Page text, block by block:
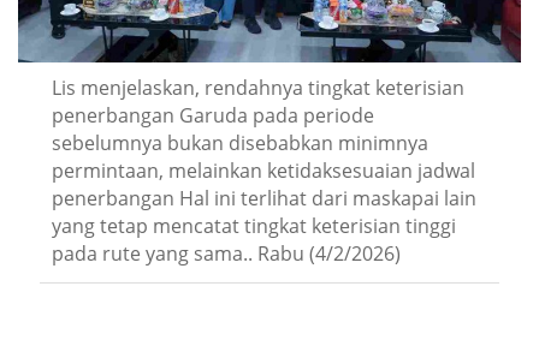
Lis menjelaskan, rendahnya tingkat keterisian
penerbangan Garuda pada periode
sebelumnya bukan disebabkan minimnya
permintaan, melainkan ketidaksesuaian jadwal
penerbangan Hal ini terlihat dari maskapai lain
yang tetap mencatat tingkat keterisian tinggi
pada rute yang sama.. Rabu (4/2/2026)